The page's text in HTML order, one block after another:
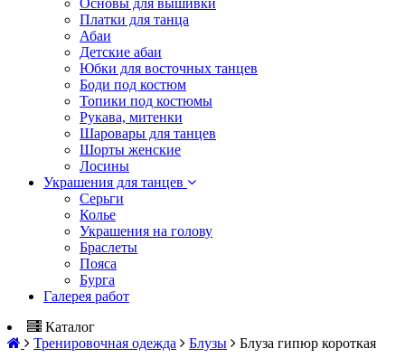
Основы для вышивки
Платки для танца
Абаи
Детские абаи
Юбки для восточных танцев
Боди под костюм
Топики под костюмы
Рукава, митенки
Шаровары для танцев
Шорты женские
Лосины
Украшения для танцев
Серьги
Колье
Украшения на голову
Браслеты
Пояса
Бурга
Галерея работ
Каталог
Тренировочная одежда
Блузы Блуза гипюр короткая